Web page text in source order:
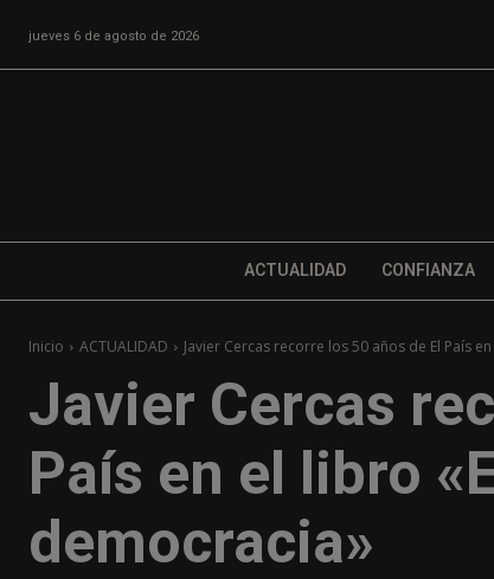
jueves 6 de agosto de 2026
ACTUALIDAD CONFIANZA
Inicio ACTUALIDAD Javier Cercas recorre los 50 años de El País
Javier Cercas
País en el libro
democracia»